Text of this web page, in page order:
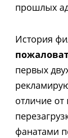
прошлых
История
первых
отличие
фанатами